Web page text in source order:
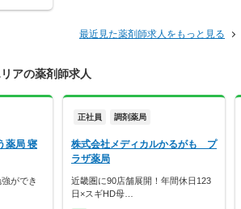
最近見た薬剤師求人をもっと見る
アの薬剤師求人
薬局 寝
ができ
正社員 調剤薬局
株式会社メディカルかるがも プ
ラザ薬局
近畿圏に90店舗展開！年間休日123
日×スギHD母…